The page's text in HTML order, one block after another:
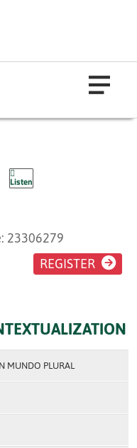
Listen
A
DE
23306279
REGISTER
MUNDO PLURAL